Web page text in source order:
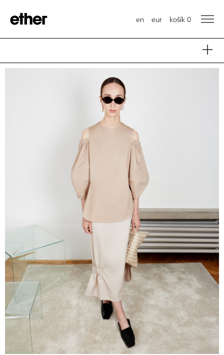
en eur košík 0